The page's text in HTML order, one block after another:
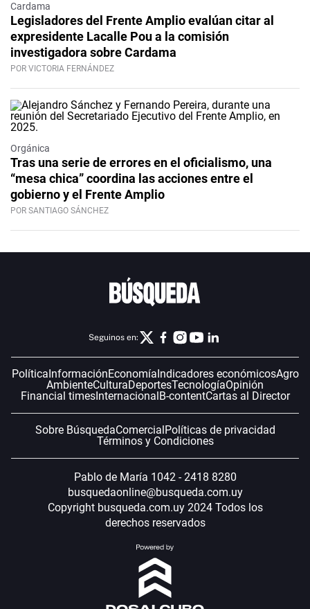
Cardama
Legisladores del Frente Amplio evalúan citar al
expresidente Lacalle Pou a la comisión
investigadora sobre Cardama
POR VICTORIA FERNÁNDEZ
Orgánica
Tras una serie de errores en el oficialismo, una
“mesa chica” coordina las acciones entre el
gobierno y el Frente Amplio
POR SANTIAGO SÁNCHEZ
Seguinos en:
PolíticaInformaciónEconomíaIndicadores económicosAgro
AmbienteCulturaDeportesTecnologíaOpinión
Financial timesInternacionalB-contentCartas al Director
Sobre BúsquedaComercialPolíticas de privacidad
Términos y Condiciones
Pablo de María 1042 - 2418 8280
busquedaonline@busqueda.com.uy
Copyright busqueda.com.uy 2024 Todos los
derechos reservados